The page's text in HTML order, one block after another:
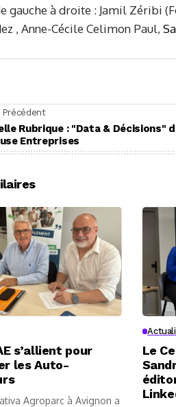
gauche à droite : Jamil Zéribi
, Anne-Cécile Celimon Paul,
Rubrique : "Data & Décisions"
Entreprises
s’allient pour
les Auto-
Agroparc à Avignon a
Le